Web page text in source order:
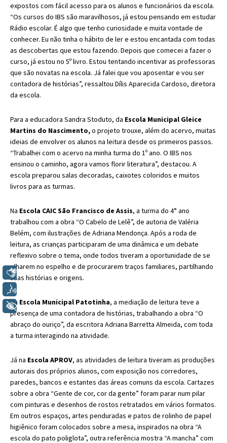
expostos com fácil acesso para os alunos e funcionários da escola.
“Os cursos do IBS são maravilhosos, já estou pensando em estudar
Rádio escolar. É algo que tenho curiosidade e muita vontade de
conhecer. Eu não tinha o hábito de ler e estou encantada com todas
as descobertas que estou fazendo. Depois que comecei a fazer o
curso, já estou no 5º livro. Estou tentando incentivar as professoras
que são novatas na escola. Já falei que vou aposentar e vou ser
contadora de histórias”, ressaltou Dílis Aparecida Cardoso, diretora
da escola.
Para a educadora Sandra Stoduto, da Escola Municipal Gleice
Martins do Nascimento,o projeto trouxe, além do acervo, muitas
ideias de envolver os alunos na leitura desde os primeiros passos.
“Trabalhei com o acervo na minha turma do 1º ano. O IBS nos
ensinou o caminho, agora vamos florir literatura”, destacou. A
escola preparou salas decoradas, caixotes coloridos e muitos
livros para as turmas.
Na Escola CAIC São Francisco de Assis, a turma do 4° ano
trabalhou com a obra “O Cabelo de Lelê”, de autoria de Valéria
Belém, com ilustrações de Adriana Mendonça. Após a roda de
leitura, as crianças participaram de uma dinâmica e um debate
reflexivo sobre o tema, onde todos tiveram a oportunidade de se
olharem no espelho e de procurarem traços familiares, partilhando
suas histórias e origens.
Na Escola Municipal Patotinha, a mediação de leitura teve a
presença de uma contadora de histórias, trabalhando a obra “O
abraço do ouriço”, da escritora Adriana Barretta Almeida, com toda
a turma interagindo na atividade.
Já na Escola APROV, as atividades de leitura tiveram as produções
autorais dos próprios alunos, com exposição nos corredores,
paredes, bancos e estantes das áreas comuns da escola. Cartazes
sobre a obra “Gente de cor, cor da gente” foram parar num pilar
com pinturas e desenhos de rostos retratados em vários formatos.
Em outros espaços, artes penduradas e patos de rolinho de papel
higiênico foram colocados sobre a mesa, inspirados na obra “A
escola do pato poliglota”, outra referência mostra “A mancha” com
Libras
+ Acessibilidade